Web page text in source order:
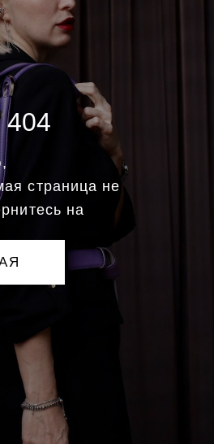
страница не
на